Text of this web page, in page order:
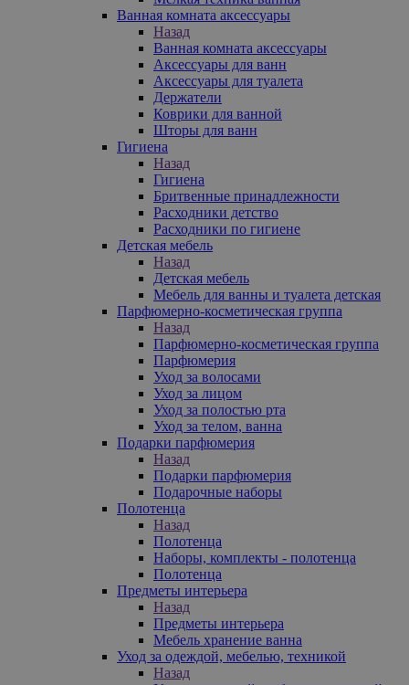
Ванная комната аксессуары
Назад
Ванная комната аксессуары
Аксессуары для ванн
Аксессуары для туалета
Держатели
Коврики для ванной
Шторы для ванн
Гигиена
Назад
Гигиена
Бритвенные принадлежности
Расходники детство
Расходники по гигиене
Детская мебель
Назад
Детская мебель
Мебель для ванны и туалета детская
Парфюмерно-косметическая группа
Назад
Парфюмерно-косметическая группа
Парфюмерия
Уход за волосами
Уход за лицом
Уход за полостью рта
Уход за телом, ванна
Подарки парфюмерия
Назад
Подарки парфюмерия
Подарочные наборы
Полотенца
Назад
Полотенца
Наборы, комплекты - полотенца
Полотенца
Предметы интерьера
Назад
Предметы интерьера
Мебель хранение ванна
Уход за одеждой, мебелью, техникой
Назад